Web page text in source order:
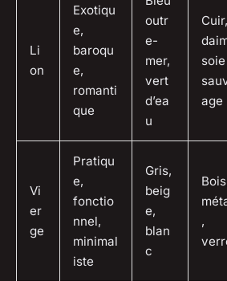
Li
on
Exotiqu
e,
baroqu
e,
romanti
que
outr
e-
mer,
vert
d’ea
u
Cuir,
soie
age
Vi
er
ge
Pratiqu
e,
fonctio
nnel,
minimal
iste
Gris,
beig
e,
blan
c
,